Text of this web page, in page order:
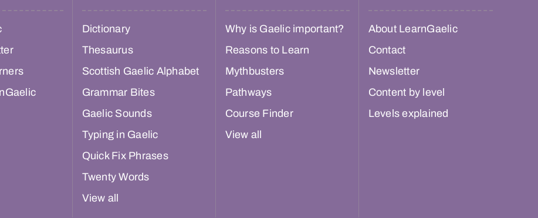
Dictionary
Thesaurus
Scottish Gaelic Alphabet
Grammar Bites
Gaelic Sounds
Typing in Gaelic
Quick Fix Phrases
Twenty Words
View all
Why is Gaelic important?
Reasons to Learn
Mythbusters
Pathways
Course Finder
View all
About LearnGaelic
Contact
Newsletter
Content by level
Levels explained